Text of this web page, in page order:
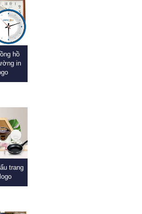
hồ
in
trang